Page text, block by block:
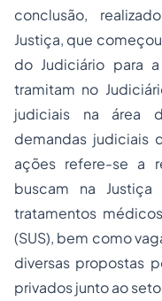
conclusão,
Justiça, que
do Judiciário para
tramitam no
judiciais na área
demandas judiciais
ações refere-se a
buscam na
tratamentos
(SUS), bem como
diversas propostas
privados junto ao